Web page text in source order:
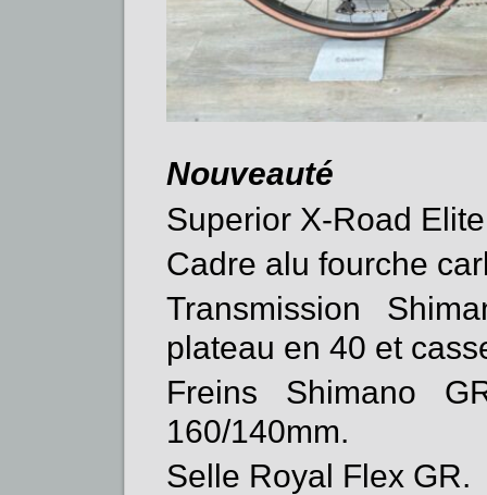
Nouveauté
Superior X-Road
Cadre alu fourche
Transmission
plateau en 40 et
Freins Shimano
160/140mm.
Selle Royal Flex GR.